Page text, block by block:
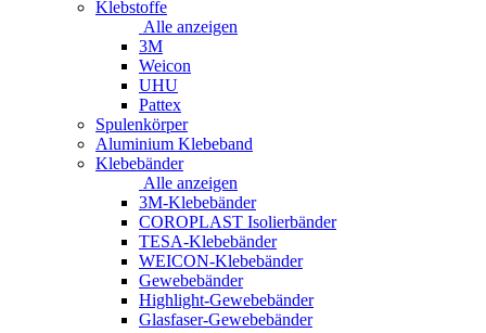
Klebstoffe
Alle anzeigen
3M
Weicon
UHU
Pattex
Spulenkörper
Aluminium Klebeband
Klebebänder
Alle anzeigen
3M-Klebebänder
COROPLAST Isolierbänder
TESA-Klebebänder
WEICON-Klebebänder
Gewebebänder
Highlight-Gewebebänder
Glasfaser-Gewebebänder